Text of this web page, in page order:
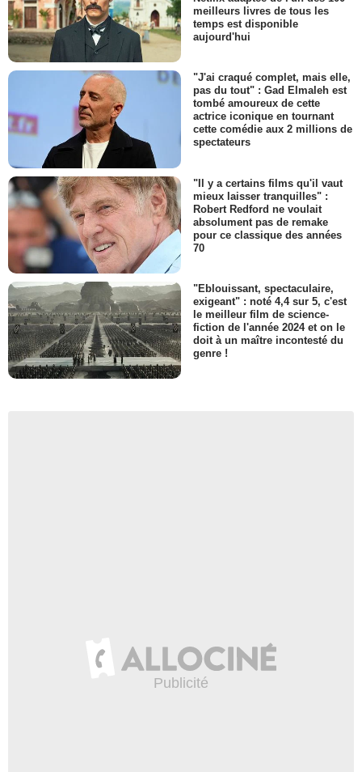
meilleurs livres de tous les
temps est disponible
aujourd'hui
"J'ai craqué complet, mais elle,
pas du tout" : Gad Elmaleh est
tombé amoureux de cette
actrice iconique en tournant
cette comédie aux 2 millions de
spectateurs
"Il y a certains films qu'il vaut
mieux laisser tranquilles" :
Robert Redford ne voulait
absolument pas de remake
pour ce classique des années
70
"Eblouissant, spectaculaire,
exigeant" : noté 4,4 sur 5, c'est
le meilleur film de science-
fiction de l'année 2024 et on le
doit à un maître incontesté du
genre !